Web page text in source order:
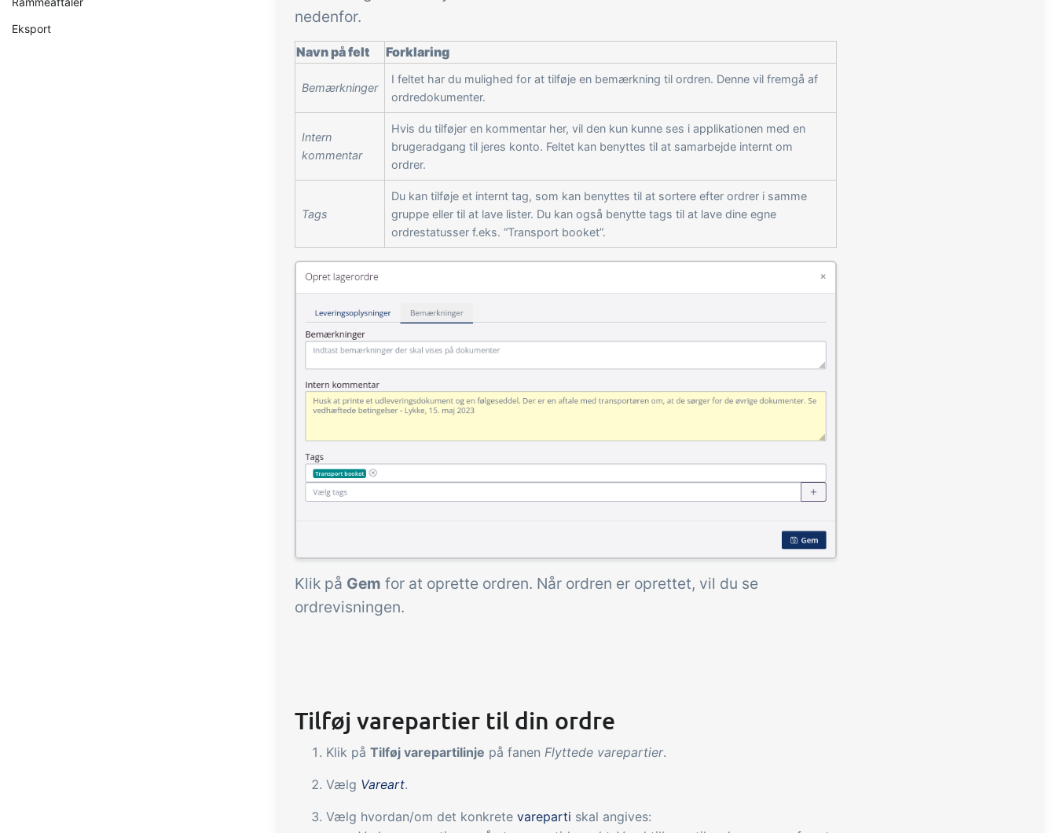
Eksport
nedenfor.
Navn på felt Forklaring
Bemærkninger
I feltet har du mulighed for at tilføje en bemærkning til ordren. Denne vil fremgå af
ordredokumenter.
Intern
kommentar
Hvis du tilføjer en kommentar her, vil den kun kunne ses i applikationen med en
brugeradgang til jeres konto. Feltet kan benyttes til at samarbejde internt om
ordrer.
Tags
Du kan tilføje et internt tag, som kan benyttes til at sortere efter ordrer i samme
gruppe eller til at lave lister. Du kan også benytte tags til at lave dine egne
ordrestatusser f.eks. “Transport booket”.
Klik på Gem for at oprette ordren. Når ordren er oprettet, vil du se
ordrevisningen.
Tilføj varepartier til din ordre
Klik på Tilføj varepartilinje på fanen Flyttede varepartier.
Vælg Vareart.
Vælg hvordan/om det konkrete vareparti skal angives: